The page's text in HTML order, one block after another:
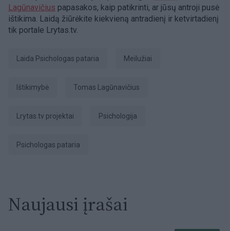
Lagūnavičius papasakos, kaip patikrinti, ar jūsų antroji pusė
ištikima. Laidą žiūrėkite kiekvieną antradienį ir ketvirtadienį
tik portale Lrytas.tv.
Laida Psichologas pataria meilužiai
ištikimybė Tomas Lagūnavičius
Lrytas.tv projektai Psichologija
Psichologas pataria
Naujausi įrašai